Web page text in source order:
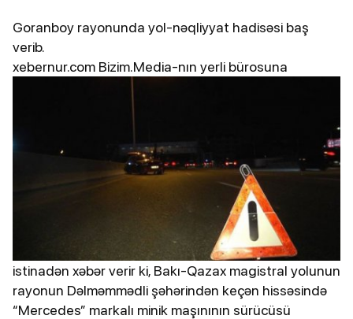
Goranboy rayonunda yol-nəqliyyat hadisəsi baş
verib.
xebernur.com Bizim.Media-nın yerli bürosuna
istinadən xəbər verir ki, Bakı-Qazax magistral yolunun
rayonun Dəlməmmədli şəhərindən keçən hissəsində
“Mercedes” markalı minik maşınının sürücüsü